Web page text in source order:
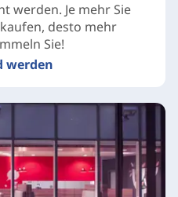
werden. Je mehr Sie
desto mehr
Sie!
werden